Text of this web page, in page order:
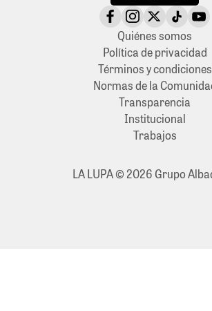
Quiénes somos
Política de privacidad
Términos y condiciones
Normas de la
Transparencia
Institucional
Trabajos
LA LUPA © 2026 Grupo